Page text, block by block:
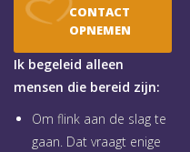
CONTACT
OPNEMEN
Ik begeleid alleen
mensen die bereid zijn:
Om flink aan de slag te
gaan. Dat vraagt enige